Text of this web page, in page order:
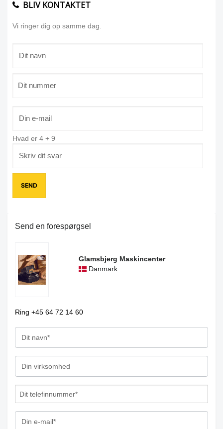
BLIV KONTAKTET
Vi ringer dig op samme dag.
Hvad er 4 + 9
Send en forespørgsel
Glamsbjerg Maskincenter
Danmark
Ring +45 64 72 14 60